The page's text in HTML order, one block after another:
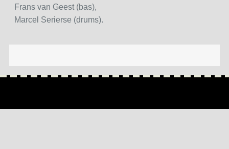
Frans van Geest (bas),
Marcel Serierse (drums).